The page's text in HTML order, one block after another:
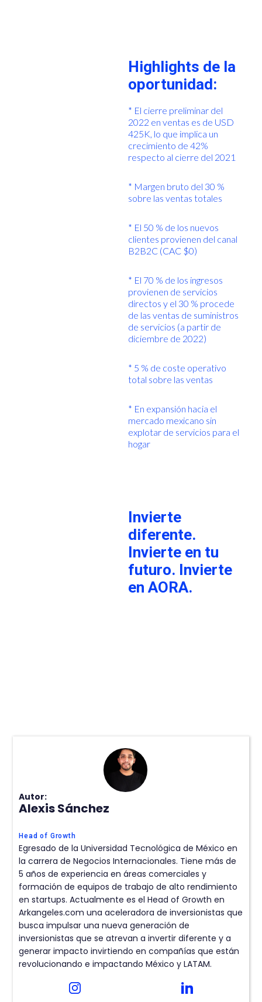
Highlights de la
oportunidad:
* El cierre preliminar del
2022 en ventas es de USD
425K, lo que implica un
crecimiento de 42%
respecto al cierre del 2021
* Margen bruto del 30 %
sobre las ventas totales
* El 50 % de los nuevos
clientes provienen del canal
B2B2C (CAC $0)
* El 70 % de los ingresos
provienen de servicios
directos y el 30 % procede
de las ventas de suministros
de servicios (a partir de
diciembre de 2022)
* 5 % de coste operativo
total sobre las ventas
* En expansión hacia el
mercado mexicano sin
explotar de servicios para el
hogar
Invierte
diferente.
Invierte en tu
futuro. Invierte
en AORA.
Autor:
Alexis Sánchez
Head of Growth
Egresado de la Universidad Tecnológica de México en
la carrera de Negocios Internacionales. Tiene más de
5 años de experiencia en áreas comerciales y
formación de equipos de trabajo de alto rendimiento
en startups. Actualmente es el Head of Growth en
Arkangeles.com una aceleradora de inversionistas que
busca impulsar una nueva generación de
inversionistas que se atrevan a invertir diferente y a
generar impacto invirtiendo en compañías que están
revolucionando e impactando México y LATAM.